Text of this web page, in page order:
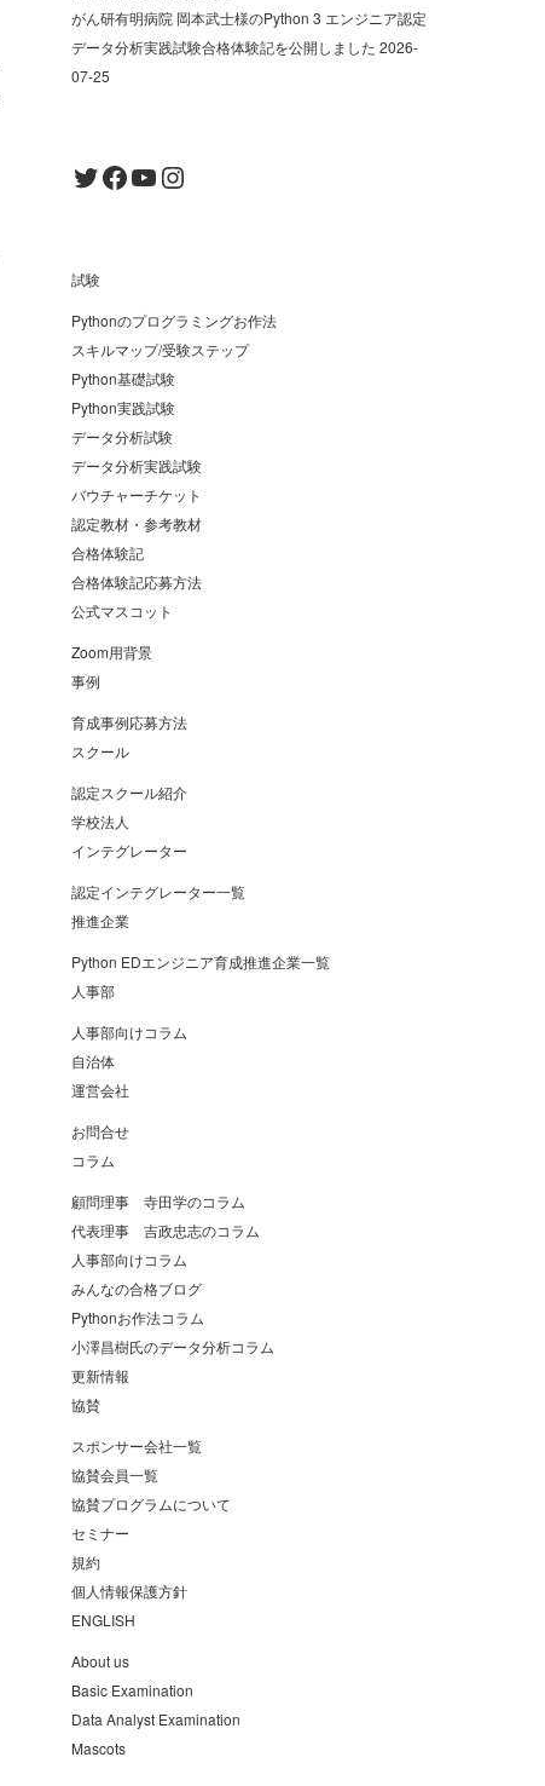
がん研有明病院 岡本武士様のPython 3 エンジニア認定
データ分析実践試験合格体験記を公開しました 2026-
07-25
Twitter
Facebook
YouTube
Instagram
試験
Pythonのプログラミングお作法
スキルマップ/受験ステップ
Python基礎試験
Python実践試験
データ分析試験
データ分析実践試験
バウチャーチケット
認定教材・参考教材
合格体験記
合格体験記応募方法
公式マスコット
Zoom用背景
事例
育成事例応募方法
スクール
認定スクール紹介
学校法人
インテグレーター
認定インテグレーター一覧
推進企業
Python EDエンジニア育成推進企業一覧
人事部
人事部向けコラム
自治体
運営会社
お問合せ
コラム
顧問理事 寺田学のコラム
代表理事 吉政忠志のコラム
人事部向けコラム
みんなの合格ブログ
Pythonお作法コラム
小澤昌樹氏のデータ分析コラム
更新情報
協賛
スポンサー会社一覧
協賛会員一覧
協賛プログラムについて
セミナー
規約
個人情報保護方針
ENGLISH
About us
Basic Examination
Data Analyst Examination
Mascots